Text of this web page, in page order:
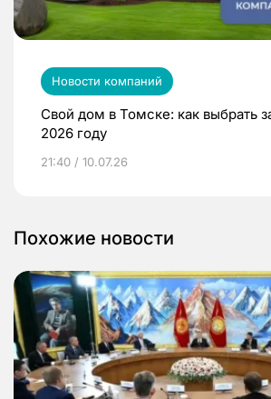
Новости компаний
Свой дом в Томске: как выбрать
2026 году
21:40 / 10.07.26
Похожие новости